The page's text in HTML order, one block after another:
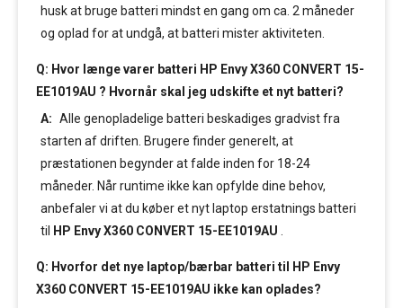
husk at bruge batteri mindst en gang om ca. 2 måneder
og oplad for at undgå, at batteri mister aktiviteten.
Q: Hvor længe varer batteri HP Envy X360 CONVERT 15-
EE1019AU ? Hvornår skal jeg udskifte et nyt batteri?
A: Alle genopladelige batteri beskadiges gradvist fra
starten af driften. Brugere finder generelt, at
præstationen begynder at falde inden for 18-24
måneder. Når runtime ikke kan opfylde dine behov,
anbefaler vi at du køber et nyt laptop erstatnings batteri
til
HP Envy X360 CONVERT 15-EE1019AU
Q: Hvorfor det nye laptop/bærbar batteri til HP Envy
X360 CONVERT 15-EE1019AU ikke kan oplades?